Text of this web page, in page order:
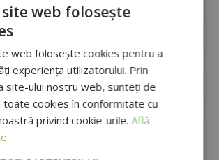
site web folosește
web folosește cookies pentru a
experiența utilizatorului. Prin
site-ului nostru web, sunteți de
toate cookies în conformitate cu
privind cookie-urile.Află